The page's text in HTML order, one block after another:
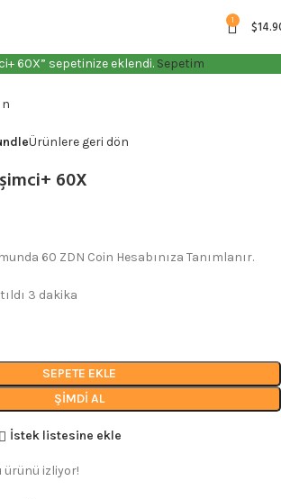
1 $
60X” sepetinize eklendi. Sepetim
Ürünlere geri dön
60X
60 ZDN Coin Hesabınıza Tanımlanır.
3 dakika
SEPETE EKLE
ŞIMDI AL
İstek listesine ekle
ürünü izliyor!